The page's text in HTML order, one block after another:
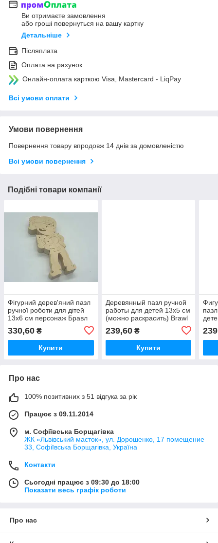
Ви отримаєте замовлення
або гроші повернуться на вашу картку
Детальніше
Післяплата
Оплата на рахунок
Онлайн-оплата карткою Visa, Mastercard - LiqPay
Всі умови оплати
Умови повернення
Повернення товару впродовж 14 днів за домовленістю
Всі умови повернення
Подібні товари компанії
Фігурний дерев'яний пазл
ручної роботи для дітей
13х6 см персонаж Бравл
дерев'яний пазл ручної
роботи для
330,60 ₴
Купити
Деревянный пазл ручной
работы для детей 13х5 см
(можно раскрасить) Brawl
Stars "Фэнг" / Деревянный
пазл ручной работы для
детей
239,60₴
Купити
Про нас
100% позитивних з 51 відгука за рік
Працює з 09.11.2014
м. Софіївська Борщагівка
ЖК «Львівський маєток», ул. Дорошенко, 17 помещение
33, Софіївська Борщагівка, Україна
Контакти
Сьогодні працює з 09:30 до 18:00
Показати весь графік роботи
Про нас